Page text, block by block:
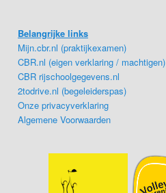
Belangrijke links
Mijn.cbr.nl (praktijkexamen)
CBR.nl (eigen verklaring / machtigen)
CBR rijschoolgegevens.nl
2todrive.nl (begeleiderspas)
Onze privacyverklaring
Algemene Voorwaarden